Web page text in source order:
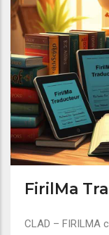
FirilMa
CLAD – FIRILMA